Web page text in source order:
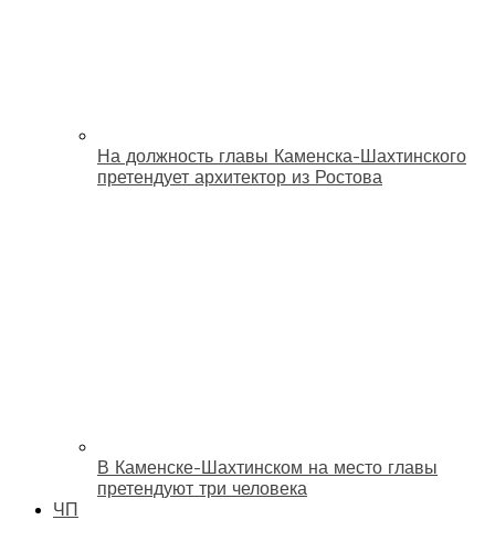
На должность главы Каменска-Шахтинского
претендует архитектор из Ростова
В Каменске-Шахтинском на место главы
претендуют три человека
ЧП